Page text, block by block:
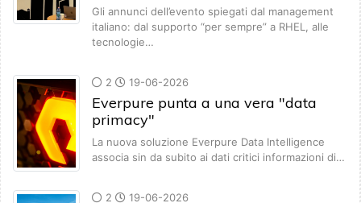
Gli annunci dell’evento spiegati dal management
italiano: dal supporto “per sempre” a RHEL, alle
tecnologie…
2 19-06-2026
Everpure punta a una vera "data
primacy"
La nuova soluzione Everpure Data Intelligence
associa sin da subito ai dati critici informazioni di…
2 19-06-2026